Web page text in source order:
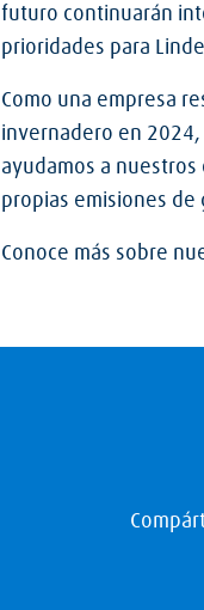
futuro continuarán
prioridades para
Como una empresa
invernadero en
ayudamos a
propias emisiones
Conoce más sobre